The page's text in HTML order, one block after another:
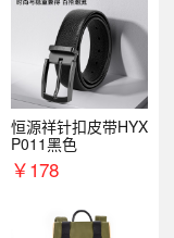
恒源祥针扣皮带HYX
P011黑色
￥178